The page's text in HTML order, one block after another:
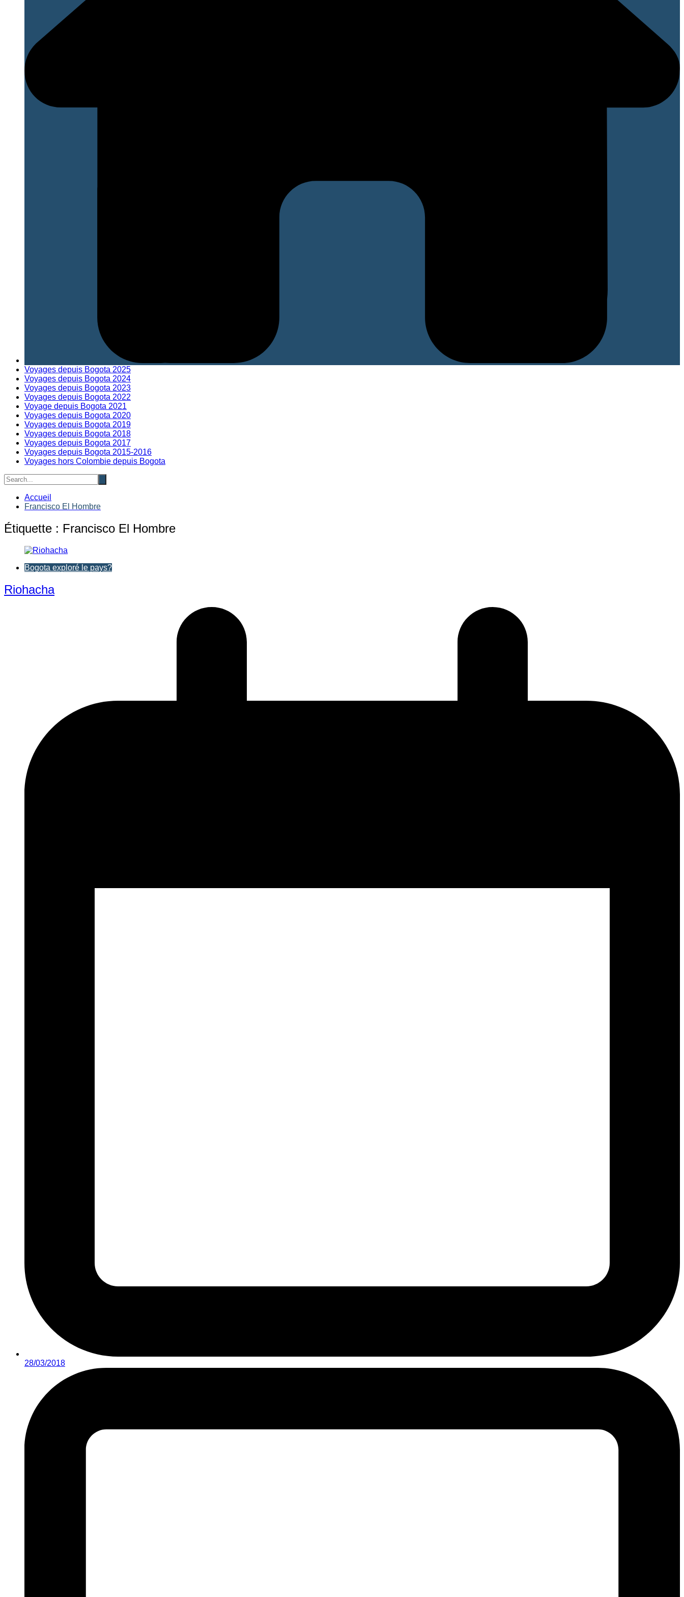
Voyages depuis Bogota 2025
Voyages depuis Bogota 2024
Voyages depuis Bogota 2023
Voyages depuis Bogota 2022
Voyage depuis Bogota 2021
Voyages depuis Bogota 2020
Voyages depuis Bogota 2019
Voyages depuis Bogota 2018
Voyages depuis Bogota 2017
Voyages depuis Bogota 2015-2016
Voyages hors Colombie depuis Bogota
Accueil
Francisco El Hombre
Étiquette : Francisco El Hombre
Bogota exploré le pays?
Riohacha
28/03/2018